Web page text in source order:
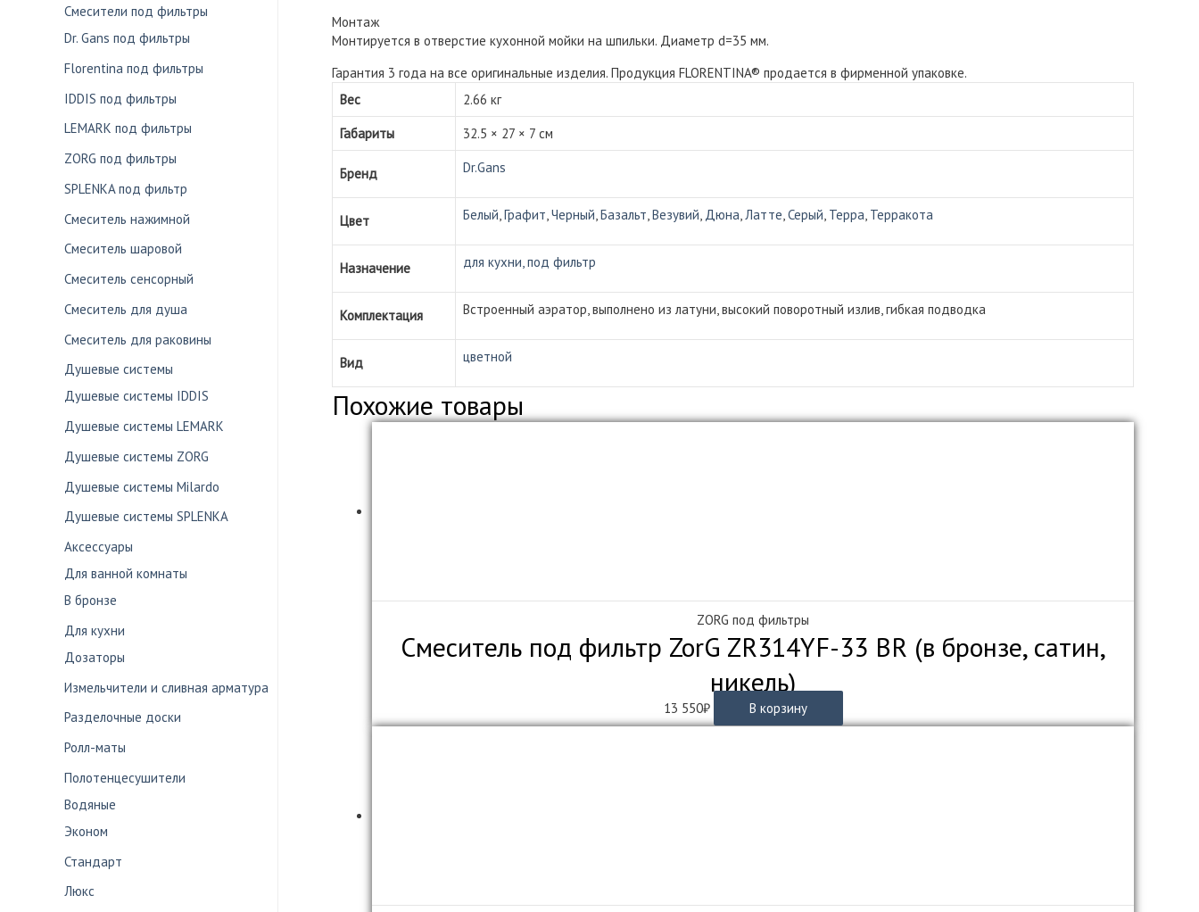
Смесители под фильтры
Dr. Gans под фильтры
Florentina под фильтры
IDDIS под фильтры
LEMARK под фильтры
ZORG под фильтры
SPLENKA под фильтр
Смеситель нажимной
Смеситель шаровой
Смеситель сенсорный
Смеситель для душа
Смеситель для раковины
Душевые системы
Душевые системы IDDIS
Душевые системы LEMARK
Душевые системы ZORG
Душевые системы Milardo
Душевые системы SPLENKA
Аксессуары
Для ванной комнаты
В бронзе
Для кухни
Дозаторы
Измельчители и сливная арматура
Разделочные доски
Ролл-маты
Полотенцесушители
Водяные
Эконом
Стандарт
Люкс
Монтаж
Монтируется в отверстие кухонной мойки на шпильки. Диаметр d=35 мм.
Гарантия 3 года на все оригинальные изделия. Продукция FLORENTINA® продается в фирменной упаковке.
Вес
2.66 кг
Габариты
32.5 × 27 × 7 см
Бренд Dr.Gans
Цвет Белый,Графит,Черный,Базальт,Везувий, Дюна,Латте,Серый, Терра, Терракота
Назначение для кухни, под фильтр
Комплектация Встроенный аэратор, выполнено из латуни, высокий поворотный излив, гибкая подводка
Вид цветной
Похожие товары
ZORG под фильтры
Смеситель под фильтр ZorG ZR314YF-33 BR (в бронзе, сатин,
никель)
13 550₽ В корзину